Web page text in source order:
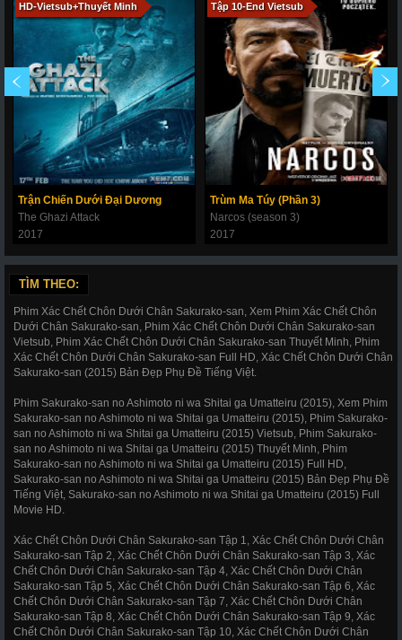
HD-Vietsub+Thuyết Minh
Trận Chiến Dưới Đại Dương
The Ghazi Attack
2017
Tập 10-End Vietsub
Trùm Ma Túy (Phần 3)
Narcos (season 3)
2017
TÌM THEO:
Phim Xác Chết Chôn Dưới Chân Sakurako-san, Xem Phim Xác Chết Chôn
Dưới Chân Sakurako-san, Phim Xác Chết Chôn Dưới Chân Sakurako-san
Vietsub, Phim Xác Chết Chôn Dưới Chân Sakurako-san Thuyết Minh, Phim
Xác Chết Chôn Dưới Chân Sakurako-san Full HD, Xác Chết Chôn Dưới Chân
Sakurako-san (2015) Bản Đẹp Phụ Đề Tiếng Việt.
Phim Sakurako-san no Ashimoto ni wa Shitai ga Umatteiru (2015), Xem Phim
Sakurako-san no Ashimoto ni wa Shitai ga Umatteiru (2015), Phim Sakurako-
san no Ashimoto ni wa Shitai ga Umatteiru (2015) Vietsub, Phim Sakurako-
san no Ashimoto ni wa Shitai ga Umatteiru (2015) Thuyết Minh, Phim
Sakurako-san no Ashimoto ni wa Shitai ga Umatteiru (2015) Full HD,
Sakurako-san no Ashimoto ni wa Shitai ga Umatteiru (2015) Bản Đẹp Phụ Đề
Tiếng Việt, Sakurako-san no Ashimoto ni wa Shitai ga Umatteiru (2015) Full
Movie HD.
Xác Chết Chôn Dưới Chân Sakurako-san Tập 1, Xác Chết Chôn Dưới Chân
Sakurako-san Tập 2, Xác Chết Chôn Dưới Chân Sakurako-san Tập 3, Xác
Chết Chôn Dưới Chân Sakurako-san Tập 4, Xác Chết Chôn Dưới Chân
Sakurako-san Tập 5, Xác Chết Chôn Dưới Chân Sakurako-san Tập 6, Xác
Chết Chôn Dưới Chân Sakurako-san Tập 7, Xác Chết Chôn Dưới Chân
Sakurako-san Tập 8, Xác Chết Chôn Dưới Chân Sakurako-san Tập 9, Xác
Chết Chôn Dưới Chân Sakurako-san Tập 10, Xác Chết Chôn Dưới Chân